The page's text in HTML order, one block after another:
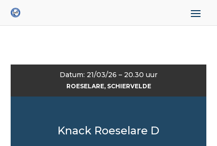
Datum: 21/03/26 – 20.30 uur
ROESELARE, SCHIERVELDE
Knack Roeselare D